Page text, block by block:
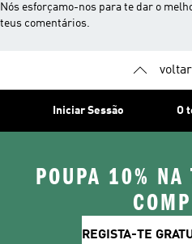
Nós esforçamo-nos para te dar o
teus comentários.
Iniciar Sessão O
POUPA 10% NA
REGISTA-TE